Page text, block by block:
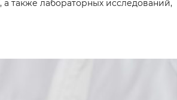
также лабораторных исследований,